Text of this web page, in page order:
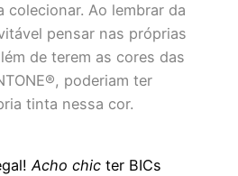
colecionar. Ao lembrar da
pensar nas próprias
de terem as cores das
poderiam ter
tinta nessa cor.
Acho chic ter BICs